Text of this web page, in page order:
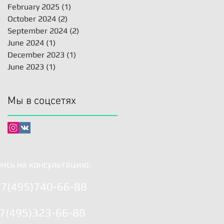
медицине и
реабилитации
February 2025 (1)
October 2024 (2)
September 2024 (2)
June 2024 (1)
December 2023 (1)
June 2023 (1)
Мы в соцсетях
на консультацию:
66-88
66-88